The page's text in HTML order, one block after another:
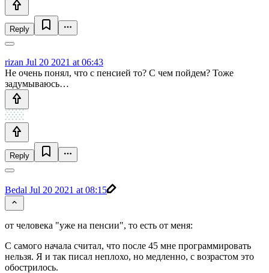
Reply
rizan Jul 20 2021 at 06:43
Не очень понял, что с пенсией то? С чем пойдем? Тоже
задумываюсь…
Reply
Bedal Jul 20 2021 at 08:15
от человека "уже на пенсии", то есть от меня:
С самого начала считал, что после 45 мне программировать
нельзя. Я и так писал неплохо, но медленно, с возрастом это
обострилось.